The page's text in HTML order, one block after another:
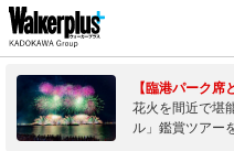
【臨港パーク席
花火を間近で堪
ル」鑑賞ツアー